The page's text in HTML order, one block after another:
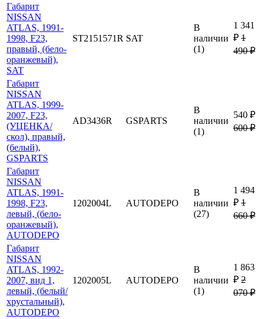
Габарит
NISSAN
ATLAS, 1991-
1998, F23,
правый, (бело-
оранжевый),
SAT
ST2151571R SAT
В
наличии
(1)
1 341
₽ 1
490 ₽
Габарит
NISSAN
ATLAS, 1999-
2007, F23,
(УЦЕНКА/
скол), правый,
(белый),
GSPARTS
AD3436R GSPARTS
В
наличии
(1)
540 ₽
600 ₽
Габарит
NISSAN
ATLAS, 1991-
1998, F23,
левый, (бело-
оранжевый),
AUTODEPO
1202004L AUTODEPO
В
наличии
(27)
1 494
₽ 1
660 ₽
Габарит
NISSAN
ATLAS, 1992-
2007, вид 1,
левый, (белый/
хрустальный),
AUTODEPO
1202005L AUTODEPO
В
наличии
(1)
1 863
₽ 2
070 ₽